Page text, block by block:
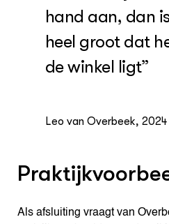
hand aan, dan
heel groot dat
de winkel ligt”
Leo van Overbeek, 2024
Als afsluiting vraagt van